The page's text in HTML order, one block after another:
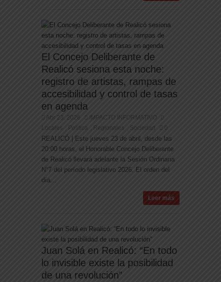
El Concejo Deliberante de
Realicó sesiona esta noche:
registro de artistas, rampas de
accesibilidad y control de tasas
en agenda
Abr 23, 2026
IMPACTO INFORMATIVO
Locales
Politica Regionales Sociedad 0
REALICÓ | Este jueves 23 de abril, desde las
20:00 horas, el Honorable Concejo Deliberante
de Realicó llevará adelante la Sesión Ordinaria
N°7 del período legislativo 2026. El orden del
día...
Leer más
Juan Solá en Realicó: “En todo
lo invisible existe la posibilidad
de una revolución”